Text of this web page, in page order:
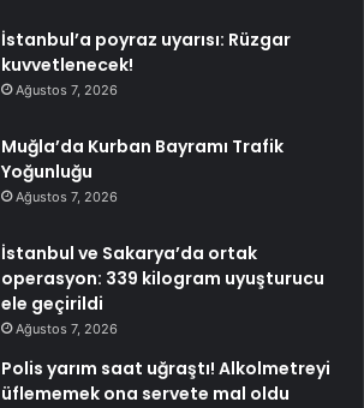
İstanbul’a poyraz uyarısı: Rüzgar
kuvvetlenecek!
Ağustos 7, 2026
Muğla’da Kurban Bayramı Trafik
Yoğunluğu
Ağustos 7, 2026
İstanbul ve Sakarya’da ortak
operasyon: 339 kilogram uyuşturucu
ele geçirildi
Ağustos 7, 2026
Polis yarım saat uğraştı! Alkolmetreyi
üflememek ona servete mal oldu